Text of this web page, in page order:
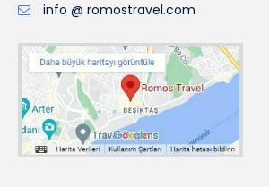
info @ romostravel.com